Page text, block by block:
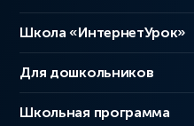
Школа «ИнтернетУрок»
Для дошкольников
Школьная программа